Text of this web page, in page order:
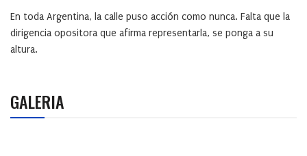
En toda Argentina, la calle puso acción como nunca. Falta que la
dirigencia opositora que afirma representarla, se ponga a su
altura.
GALERIA